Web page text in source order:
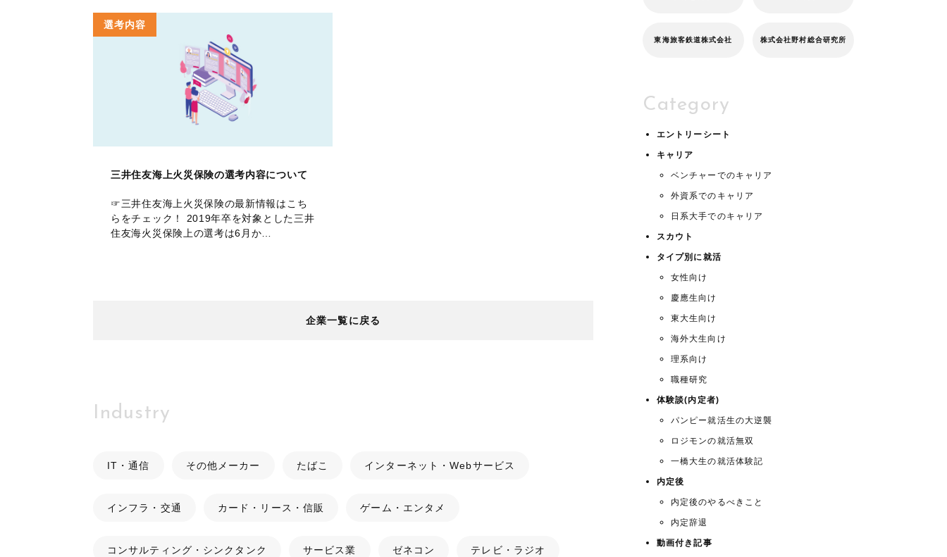
選考内容
三井住友海上火災保険の選考内容について
☞三井住友海上火災保険の最新情報はこち
らをチェック！ 2019年卒を対象とした三井
住友海火災保険上の選考は6月か…
企業一覧に戻る
Industry
IT・通信 その他メーカー たばこ インターネット・Webサービス
インフラ・交通 カード・リース・信販 ゲーム・エンタメ
コンサルティング・シンクタンク サービス業 ゼネコン テレビ・ラジオ
東海旅客鉄道株式会社 株式会社野村総合研究所
Category
エントリーシート
キャリア
ベンチャーでのキャリア
外資系でのキャリア
日系大手でのキャリア
スカウト
タイプ別に就活
女性向け
慶應生向け
東大生向け
海外大生向け
理系向け
職種研究
体験談(内定者)
パンピー就活生の大逆襲
ロジモンの就活無双
一橋大生の就活体験記
内定後
内定後のやるべきこと
内定辞退
動画付き記事